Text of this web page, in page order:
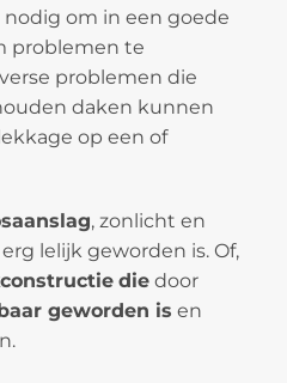
om in een goede
problemen te
problemen die
daken kunnen
op een of
, zonlicht en
lelijk geworden is. Of,
die door
geworden is en